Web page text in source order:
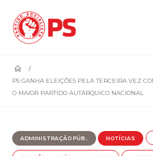
PS GANHA ELEIÇÕES PELA TERCEIRA VEZ
O MAIOR PARTIDO AUTÁRQUICO NACIONAL
ADMINISTRAÇÃO PÚB... NOTÍCIAS